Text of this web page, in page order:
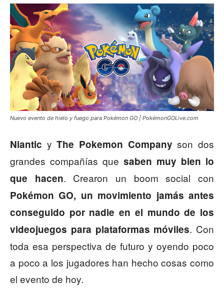
Nuevo evento de hielo y fuego para Pokémon GO | PokémonGOLive.com
Niantic yThe Pokemon Company son dos
grandes compañías que saben muy bien lo
que hacen. Crearon un boom social con
Pokémon GO, un movimiento jamás antes
conseguido por nadie en el mundo de los
videojuegos para plataformas móviles. Con
toda esa perspectiva de futuro y oyendo poco
a poco a los jugadores han hecho cosas como
el evento de hoy.